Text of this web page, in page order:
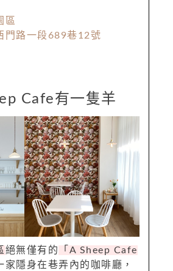
區
門路一段689巷12號
Cafe有一隻羊
絕無僅有的
「A Sheep Cafe
家隱身在巷弄內的咖啡廳，